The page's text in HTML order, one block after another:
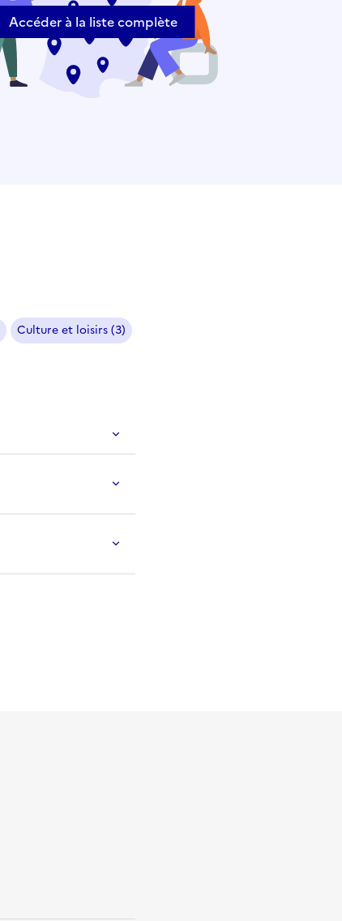
Accéder à la liste complète
Culture et loisirs (3)